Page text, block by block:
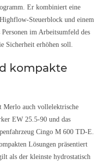
Er kombiniert eine
Steuerblock und einem
Personen im Arbeitsumfeld des
Sicherheit erhöhen soll.
kompakte
Merlo auch vollelektrische
EW 25.5-90 und das
Cingo M 600 TD-E.
Lösungen präsentiert
als der kleinste hydrostatisch